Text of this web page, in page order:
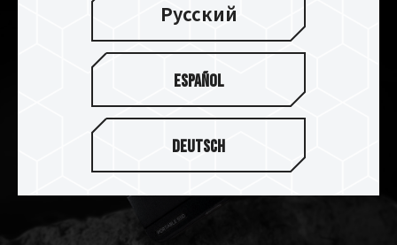
Русский
Español
Deutsch